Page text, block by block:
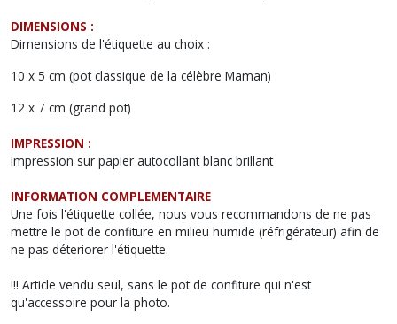
DIMENSIONS :
Dimensions de l'étiquette au choix :
10 x 5 cm (pot classique de la célèbre Maman)
12 x 7 cm (grand pot)
IMPRESSION :
Impression sur papier autocollant blanc brillant
INFORMATION COMPLEMENTAIRE
Une fois l'étiquette collée, nous vous recommandons de ne pas
mettre le pot de confiture en milieu humide (réfrigérateur) afin de
ne pas déteriorer l'étiquette.
!!! Article vendu seul, sans le pot de confiture qui n'est
qu'accessoire pour la photo.